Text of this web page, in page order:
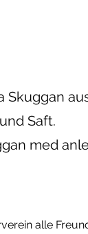
Skuggan
Saft.
med
alle